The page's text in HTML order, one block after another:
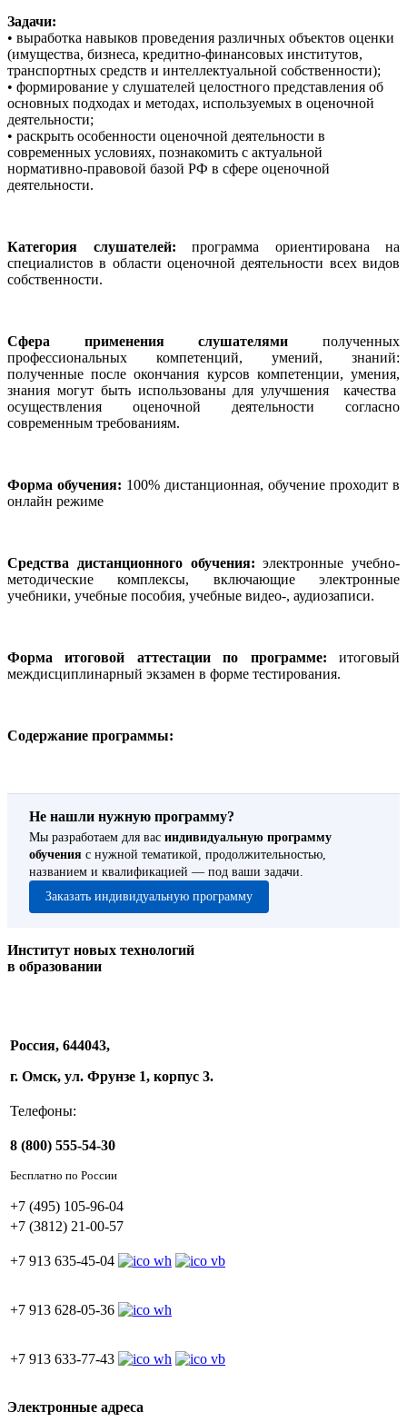
Задачи:
• выработка навыков проведения различных объектов оценки
(имущества, бизнеса, кредитно-финансовых институтов,
транспортных средств и интеллектуальной собственности);
• формирование у слушателей целостного представления об
основных подходах и методах, используемых в оценочной
деятельности;
• раскрыть особенности оценочной деятельности в
современных условиях, познакомить с актуальной
нормативно-правовой базой РФ в сфере оценочной
деятельности.
Категория слушателей: программа ориентирована на
специалистов в области оценочной деятельности всех видов
собственности.
Сфера применения слушателями полученных
профессиональных компетенций, умений, знаний:
полученные после окончания курсов компетенции, умения,
знания могут быть использованы для улучшения качества
осуществления оценочной деятельности согласно
современным требованиям.
Форма обучения: 100% дистанционная, обучение проходит в
онлайн режиме
Средства дистанционного обучения: электронные учебно-
методические комплексы, включающие электронные
учебники, учебные пособия, учебные видео-, аудиозаписи.
Форма итоговой аттестации по программе: итоговый
междисциплинарный экзамен в форме тестирования.
Содержание программы:
Не нашли нужную программу?
Мы разработаем для вас индивидуальную программу
обучения с нужной тематикой, продолжительностью,
названием и квалификацией — под ваши задачи.
Заказать индивидуальную программу
Институт новых технологий
в образовании
Россия, 644043,
г. Омск, ул. Фрунзе 1, корпус 3.
Телефоны:
8 (800) 555-54-30
Бесплатно по России
+7 (495) 105-96-04
+7 (3812) 21-00-57
+7 913 635-45-04
+7 913 628-05-36
+7 913 633-77-43
Электронные адреса